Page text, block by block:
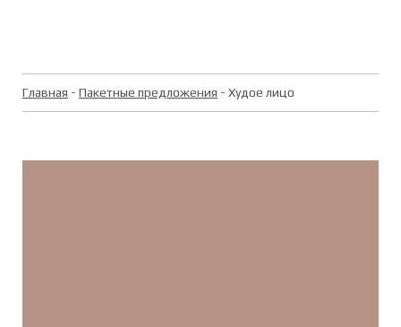
Главная - Пакетные предложения - Худое лицо